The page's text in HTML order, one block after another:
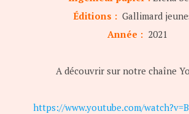
Éditions : Gallimard
Année : 2021
A découvrir sur notre chaîne
https://www.youtube.com/